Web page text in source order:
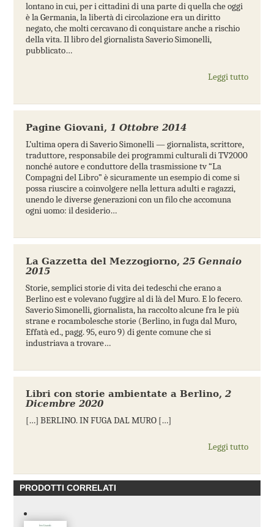
lontano in cui, per i cittadini di una parte di quella che oggi
è la Germania, la libertà di circolazione era un diritto
negato, che molti cercavano di conquistare anche a rischio
della vita. Il libro del giornalista Saverio Simonelli,
pubblicato…
Leggi tutto
Pagine Giovani, 1 Ottobre 2014
L’ultima opera di Saverio Simonelli — giornalista, scrittore,
traduttore, responsabile dei programmi culturali di TV2000
nonché autore e conduttore della trasmissione tv “La
Compagni del Libro” è sicuramente un esempio di come si
possa riuscire a coinvolgere nella lettura adulti e ragazzi,
unendo le diverse generazioni con un filo che accomuna
ogni uomo: il desiderio…
La Gazzetta del Mezzogiorno, 25 Gennaio
2015
Storie, semplici storie di vita dei tedeschi che erano a
Berlino est e volevano fuggire al di là del Muro. E lo fecero.
Saverio Simonelli, giornalista, ha raccolto alcune fra le più
strane e rocambolesche storie (Berlino, in fuga dal Muro,
Effatà ed., pagg. 95, euro 9) di gente comune che si
industriava a trovare…
Libri con storie ambientate a Berlino, 2
Dicembre 2020
[…] BERLINO. IN FUGA DAL MURO […]
Leggi tutto
PRODOTTI CORRELATI